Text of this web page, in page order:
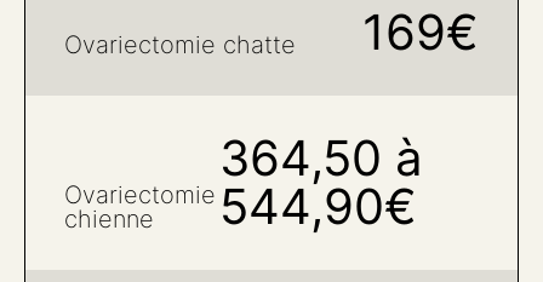
Ovariectomie chatte 169€
Ovariectomie
chienne
364,50 à
544,90€